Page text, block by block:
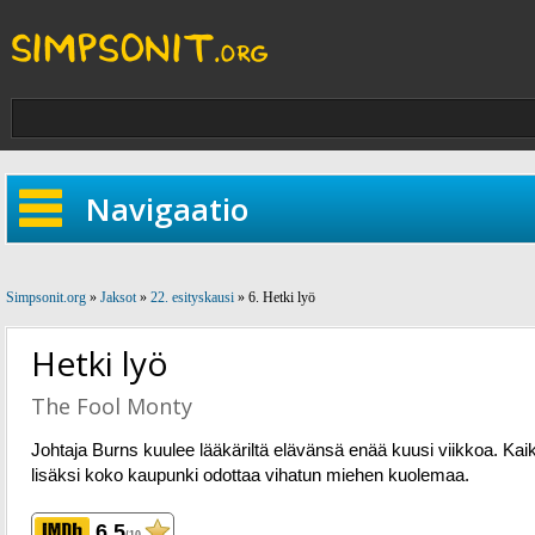
Navigaatio
Simpsonit.org » Jaksot» 22. esityskausi » 6. Hetki lyö
Hetki lyö
The Fool Monty
Johtaja Burns kuulee lääkäriltä elävänsä enää kuusi viikkoa.
lisäksi koko kaupunki odottaa vihatun miehen kuolemaa.